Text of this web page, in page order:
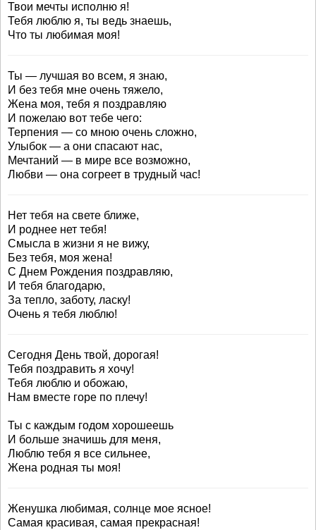
Твои мечты исполню я!
Тебя люблю я, ты ведь знаешь,
Что ты любимая моя!
Ты — лучшая во всем, я знаю,
И без тебя мне очень тяжело,
Жена моя, тебя я поздравляю
И пожелаю вот тебе чего:
Терпения — со мною очень сложно,
Улыбок — а они спасают нас,
Мечтаний — в мире все возможно,
Любви — она согреет в трудный час!
Нет тебя на свете ближе,
И роднее нет тебя!
Смысла в жизни я не вижу,
Без тебя, моя жена!
С Днем Рождения поздравляю,
И тебя благодарю,
За тепло, заботу, ласку!
Очень я тебя люблю!
Сегодня День твой, дорогая!
Тебя поздравить я хочу!
Тебя люблю и обожаю,
Нам вместе горе по плечу!
Ты с каждым годом хорошеешь
И больше значишь для меня,
Люблю тебя я все сильнее,
Жена родная ты моя!
Женушка любимая, солнце мое ясное!
Самая красивая, самая прекрасная!